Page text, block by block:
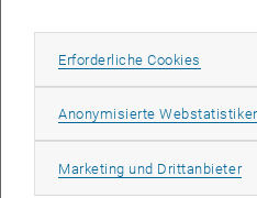
Erforderliche Cookies
Anonymisierte
Marketing und Drittanbieter